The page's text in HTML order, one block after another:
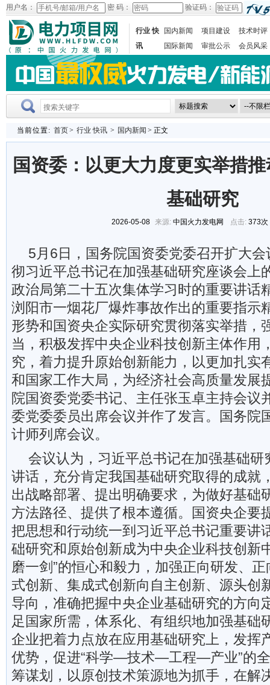
用户名： 密 码： 验证码：
行业 快
讯
国内新闻 项目建设
技术时评
国际新闻
审批公示 会员风采
当前位置: 首页> 行业 快讯 > 国内新闻 > 正文
国资委：以更大力度更实举措
基础研究
2026-05-08 来源: 中国火力发电网 点击: 373次
5月6日，国务院国资委党委召开扩大
彻习近平总书记在加强基础研究座谈会上
政治局第二十五次集体学习时的重要讲话
浏阳市一烟花厂爆炸事故作出的重要指示
形势和国资央企实际研究贯彻落实举措，
当，积极发挥中央企业科技创新主体作用
究，着力提升原始创新能力，以更加扎实
和国家工作大局，为经济社会高质量发展
院国资委党委书记、主任张玉卓主持会议
委党委委员出席会议并作了发言。国务院
计师列席会议。
会议认为，习近平总书记在加强基础研
讲话，充分肯定我国基础研究取得的成就
出战略部署、提出明确要求，为做好基础
方法路径、提供了根本遵循。国资央企要
把思想和行动统一到习近平总书记重要讲
础研究和原始创新成为中央企业科技创新
磨一剑”的恒心和毅力，加强正向研发、
式创新、集成式创新向自主创新、源头创
导向，准确把握中央企业基础研究的方向
足国家所需，体系化、有组织地加强基础
企业把着力点放在应用基础研究上，发挥
优势，促进“科学—技术—工程—产业”的
筹谋划，以原创技术策源地为抓手，在解